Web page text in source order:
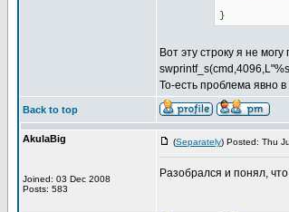
}
Вот эту строку я не
То-есть проблема явно
Back to top
AkulaBig
Joined: 03 Dec 2008
Posts: 583
(Separately) Posted: Thu
Разобрался и понял,